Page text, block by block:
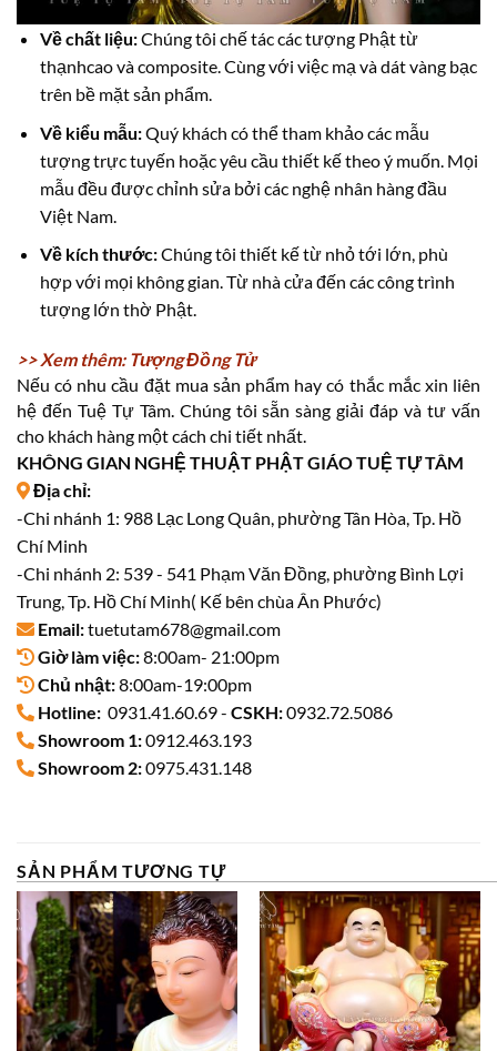
Về chất liệu:Chúng tôi chế tác các tượng Phật từ
thạnhcao và composite. Cùng với việc mạ và dát vàng bạc
trên bề mặt sản phẩm.
Về kiểu mẫu:Quý khách có thể tham khảo các mẫu
tượng trực tuyến hoặc yêu cầu thiết kế theo ý muốn. Mọi
mẫu đều được chỉnh sửa bởi các nghệ nhân hàng đầu
Việt Nam.
Về kích thước:Chúng tôi thiết kế từ nhỏ tới lớn, phù
hợp với mọi không gian. Từ nhà cửa đến các công trình
tượng lớn thờ Phật.
>> Xem thêm: Tượng Đồng Tử
Nếu có nhu cầu đặt mua sản phẩm hay có thắc mắc xin liên
hệ đến Tuệ Tự Tâm. Chúng tôi sẵn sàng giải đáp và tư vấn
cho khách hàng một cách chi tiết nhất.
KHÔNG GIAN NGHỆ THUẬT PHẬT GIÁO TUỆ TỰ TÂM
Địa chỉ:
-Chi nhánh 1: 988 Lạc Long Quân, phường Tân Hòa, Tp. Hồ
Chí Minh
-Chi nhánh 2: 539 - 541 Phạm Văn Đồng, phường Bình Lợi
Trung, Tp. Hồ Chí Minh( Kế bên chùa Ân Phước)
Email:tuetutam678@gmail.com
Giờ làm việc:8:00am- 21:00pm
Chủ nhật:8:00am-19:00pm
Hotline: 0931.41.60.69 - CSKH:0932.72.5086
Showroom 1:0912.463.193
Showroom 2:0975.431.148
SẢN PHẨM TƯƠNG TỰ